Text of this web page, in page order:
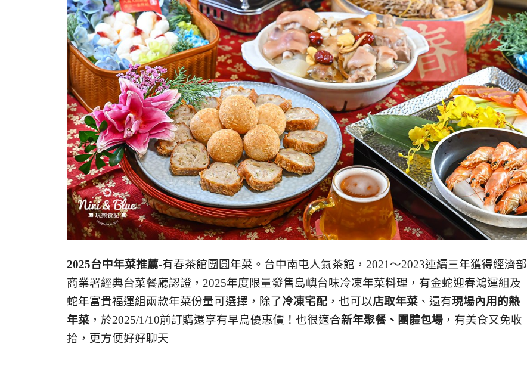
2025台中年菜推薦-有春茶館團圓年菜。台中南屯人氣茶館，2021～2023連續三年獲得經濟部
商業署經典台菜餐廳認證，2025年度限量發售島嶼台味冷凍年菜料理，有金蛇迎春鴻運組及
蛇年富貴福運組兩款年菜份量可選擇，除了冷凍宅配 ，也可以店取年菜 、還有現場內用的熱
年菜 ，於2025/1/10前訂購還享有早鳥優惠價！也很適合新年聚餐、團體包場 ，有美食又免收
拾，更方便好好聊天